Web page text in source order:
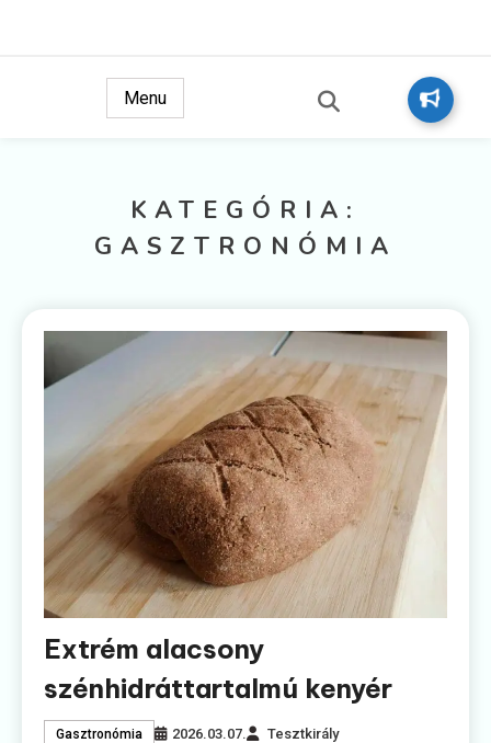
Menu
KATEGÓRIA:
GASZTRONÓMIA
Extrém alacsony
szénhidráttartalmú kenyér
Gasztronómia 2026.03.07. Tesztkirály